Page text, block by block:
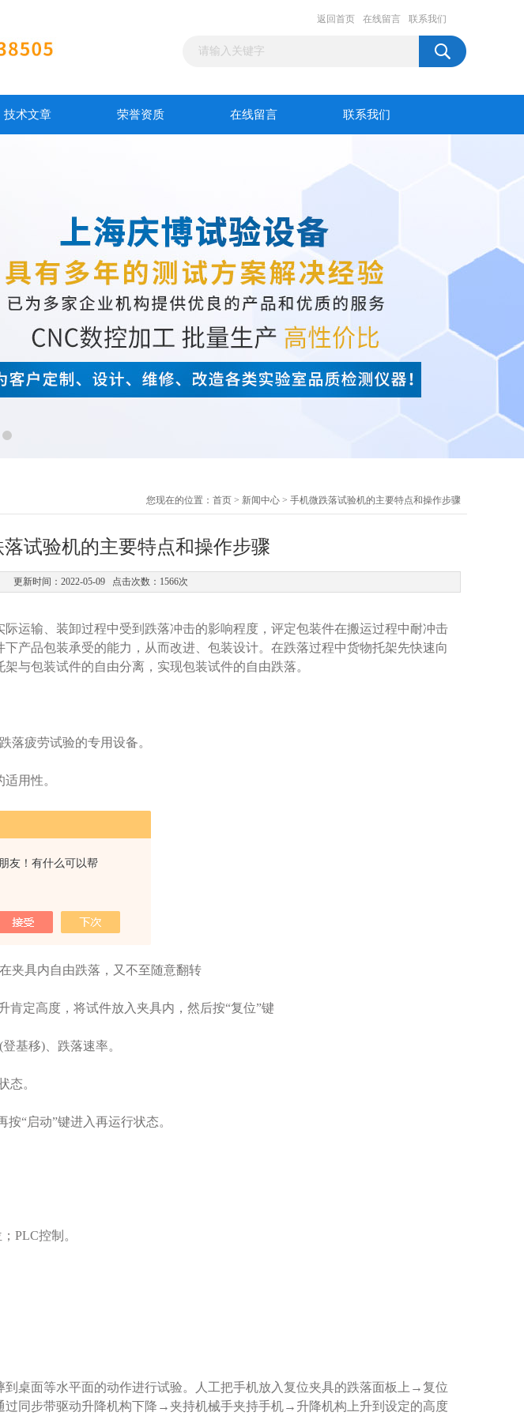
友！有什么可以帮
返回首页 在线留言 联系我们
技术文章 荣誉资质 在线留言 联系我们
您现在的位置： 首页 > 新闻中心 > 手机微跌落试验机的主要特点和操作步骤
试验机的主要特点和操作步骤
更新时间：2022-05-09 点击次数：1566次
际运输、装卸过程中受到跌落冲击的影响程度，评定包装件在搬运过程中耐冲击
产品包装承受的能力，从而改进、包装设计。在跌落过程中货物托架先快速向
与包装试件的自由分离，实现包装试件的自由跌落。
疲劳试验的专用设备。
用性。
具内自由跌落，又不至随意翻转
定高度，将试件放入夹具内，然后按“复位”键
基移)、跌落速率。
态。
“启动”键进入再运行状态。
PLC控制。
面等水平面的动作进行试验。人工把手机放入复位夹具的跌落面板上→复位
同步带驱动升降机构下降→夹持机械手夹持手机→升降机构上升到设定的高度